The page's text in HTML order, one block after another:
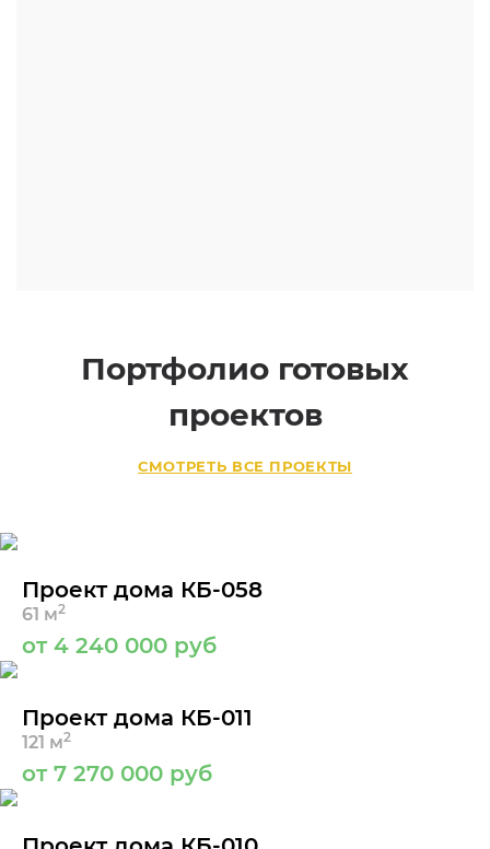
Портфолио готовых
проектов
СМОТРЕТЬ ВСЕ ПРОЕКТЫ
Проект дома КБ-058
61 м2
от 4 240 000 руб
Проект дома КБ-011
121 м2
от 7 270 000 руб